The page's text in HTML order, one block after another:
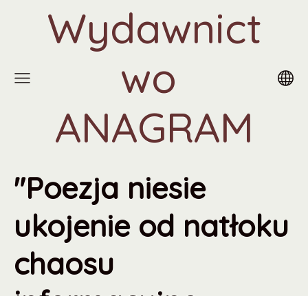
Wydawnict
wo
ANAGRAM
"Poezja niesie
ukojenie od natłoku
chaosu